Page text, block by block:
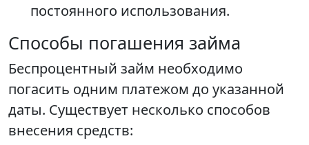
постоянного использования.
Способы погашения займа
Беспроцентный займ необходимо
погасить одним платежом до указанной
даты. Существует несколько способов
внесения средств: